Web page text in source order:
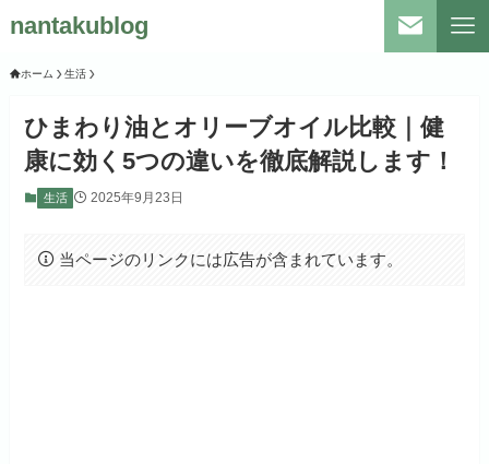
nantakublog
ホーム 生活
ひまわり油とオリーブオイル比較｜健
康に効く5つの違いを徹底解説します！
生活 2025年9月23日
当ページのリンクには広告が含まれています。